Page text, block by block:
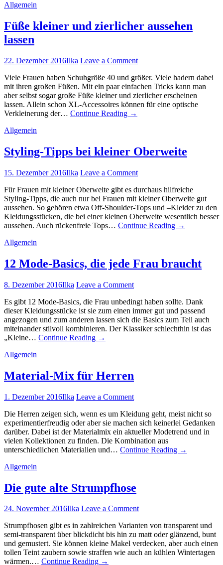
Allgemein
Füße kleiner und zierlicher aussehen
lassen
22. Dezember 2016Ilka Leave a Comment
Viele Frauen haben Schuhgröße 40 und größer. Viele hadern dabei
mit ihren großen Füßen. Mit ein paar einfachen Tricks kann man
aber selbst sogar große Füße kleiner und zierlicher erscheinen
lassen. Allein schon XL-Accessoires können für eine optische
Verkleinerung der… Continue Reading →
Allgemein
Styling-Tipps bei kleiner Oberweite
15. Dezember 2016Ilka Leave a Comment
Für Frauen mit kleiner Oberweite gibt es durchaus hilfreiche
Styling-Tipps, die auch nur bei Frauen mit kleiner Oberweite gut
aussehen. So gehören etwa Off-Shoulder-Tops und –Kleider zu den
Kleidungsstücken, die bei einer kleinen Oberweite wesentlich besser
aussehen. Auch rückenfreie Tops… Continue Reading →
Allgemein
12 Mode-Basics, die jede Frau braucht
8. Dezember 2016Ilka Leave a Comment
Es gibt 12 Mode-Basics, die Frau unbedingt haben sollte. Dank
dieser Kleidungsstücke ist sie zum einen immer gut und passend
angezogen und zum anderen lassen sich die Basics zum Teil auch
miteinander stilvoll kombinieren. Der Klassiker schlechthin ist das
„Kleine… Continue Reading →
Allgemein
Material-Mix für Herren
1. Dezember 2016Ilka Leave a Comment
Die Herren zeigen sich, wenn es um Kleidung geht, meist nicht so
experimentierfreudig oder aber sie machen sich keinerlei Gedanken
darüber. Dabei ist der Materialmix ein aktueller Modetrend und in
vielen Kollektionen zu finden. Die Kombination aus
unterschiedlichen Materialien und… Continue Reading →
Allgemein
Die gute alte Strumpfhose
24. November 2016Ilka Leave a Comment
Strumpfhosen gibt es in zahlreichen Varianten von transparent und
semi-transparent über blickdicht bis hin zu matt oder glänzend, bunt
und gemustert. Sie können kleine Makel verdecken, aber auch einen
tollen Teint zaubern sowie straffen wie auch an kühlen Wintertagen
wärmen.… Continue Reading →